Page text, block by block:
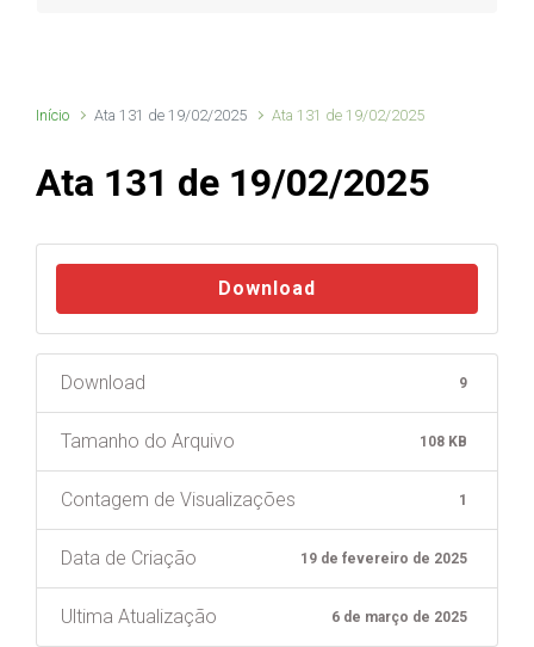
Início Ata 131 de 19/02/2025 Ata 131 de 19/02/2025
Ata 131 de 19/02/2025
Download
Download 9
Tamanho do Arquivo 108 KB
Contagem de Visualizações 1
Data de Criação 19 de fevereiro de 2025
Ultima Atualização 6 de março de 2025